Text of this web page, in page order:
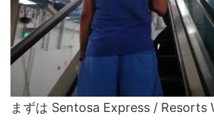
まずは Sentosa Express / Resorts